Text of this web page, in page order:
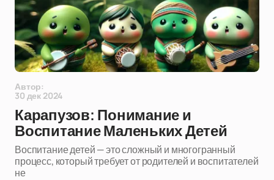
Автор:
30 дек 2024
Карапузов: Понимание и
Воспитание Маленьких Детей
Воспитание детей — это сложный и многогранный
процесс, который требует от родителей и воспитателей
не